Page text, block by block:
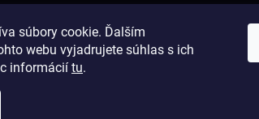
súbory cookie. Ďalším
webu vyjadrujete súhlas s ich
informácií tu.